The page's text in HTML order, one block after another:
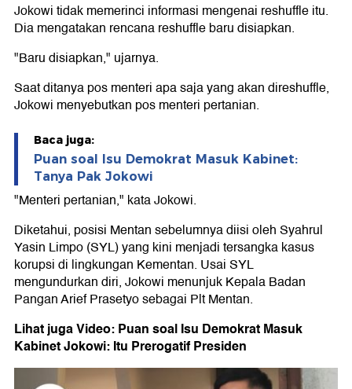
Jokowi tidak memerinci informasi mengenai reshuffle itu.
Dia mengatakan rencana reshuffle baru disiapkan.
"Baru disiapkan," ujarnya.
Saat ditanya pos menteri apa saja yang akan direshuffle,
Jokowi menyebutkan pos menteri pertanian.
Baca juga:
Puan soal Isu Demokrat Masuk Kabinet:
Tanya Pak Jokowi
"Menteri pertanian," kata Jokowi.
Diketahui, posisi Mentan sebelumnya diisi oleh Syahrul
Yasin Limpo (SYL) yang kini menjadi tersangka kasus
korupsi di lingkungan Kementan. Usai SYL
mengundurkan diri, Jokowi menunjuk Kepala Badan
Pangan Arief Prasetyo sebagai Plt Mentan.
Lihat juga Video: Puan soal Isu Demokrat Masuk
Kabinet Jokowi: Itu Prerogatif Presiden